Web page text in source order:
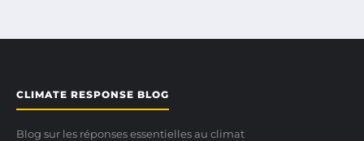
CLIMATE RESPONSE BLOG
Blog sur les réponses essentielles au climat